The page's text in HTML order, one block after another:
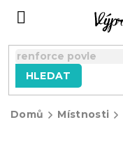
HLEDAT
Domů Místnosti